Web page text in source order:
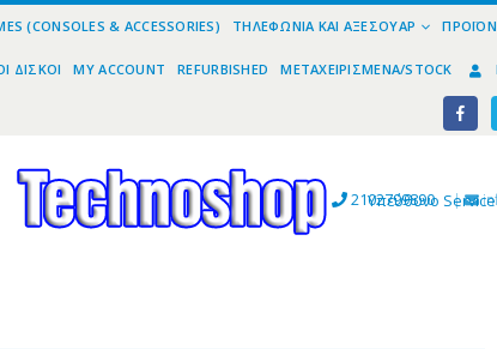
(CONSOLES & ACCESSORIES) ΤΗΛΕΦΩΝΊΑ ΚΑΙ ΑΞΕΣΟΥΆΡ
ΔΊΣΚΟΙ MY ACCOUNT REFURBISHED ΜΕΤΑΧΕΙΡΙΣΜΈΝΑ/STOCK
2102799890 |
Υπεύθυνο